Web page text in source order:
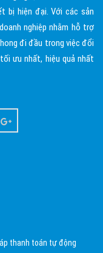
bị hiện đại. Với các sản
nghiệp nhằm hỗ trợ
đi đầu trong việc đổi
ưu nhất, hiệu quả nhất
thanh toán tự động